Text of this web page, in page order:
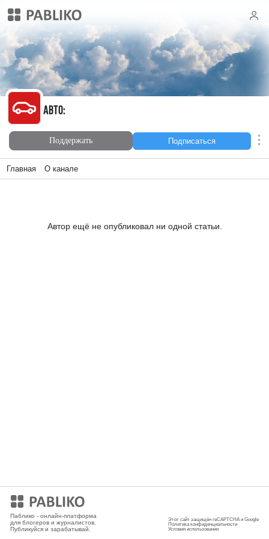
Авто:
Авто:
Поддержать Подписаться
Главная О канале
Автор ещё не опубликовал ни одной статьи.
Паблико - онлайн-платформа
для блогеров и журналистов.
Публикуйся и зарабатывай.
Этот сайт защищён reCAPTCHA и Google
Политика конфиденциальности
Условия использования